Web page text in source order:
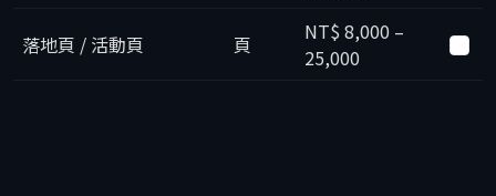
落地頁 / 活動頁 頁
NT$ 8,000 –
25,000